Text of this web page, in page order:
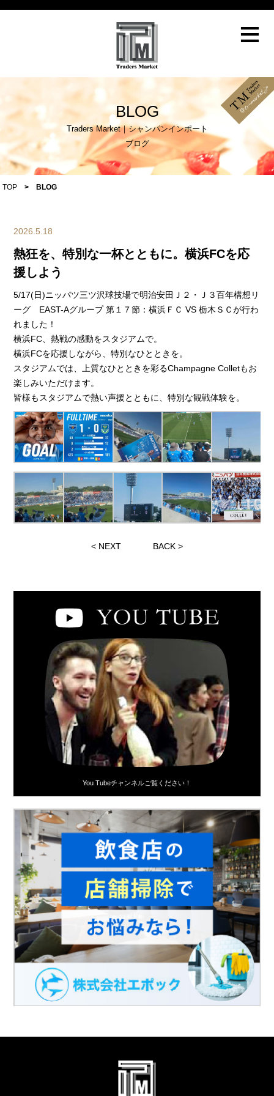
≡
BLOG
Traders Market｜シャンパンインポート
ブログ
TOP > BLOG
2026.5.18
熱狂を、特別な一杯とともに。横浜FCを応
援しよう
5/17(日)ニッパツ三ツ沢球技場で明治安田Ｊ２・Ｊ３百年構想リ
ーグ EAST-Aグループ 第１７節：横浜ＦＣ VS 栃木ＳＣが行わ
れました！
横浜FC、熱戦の感動をスタジアムで。
横浜FCを応援しながら、特別なひとときを。
スタジアムでは、上質なひとときを彩るChampagne Colletもお
楽しみいただけます。
皆様もスタジアムで熱い声援とともに、特別な観戦体験を。
< NEXT BACK >
You Tubeチャンネルご覧ください！